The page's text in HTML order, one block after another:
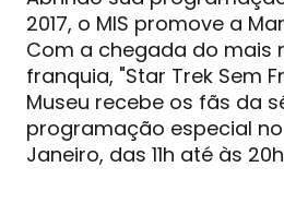
2017, o MIS promove a
Com a chegada do mais
franquia, "Star Trek Sem
Museu recebe os fãs da
programação especial
Janeiro, das 11h até às